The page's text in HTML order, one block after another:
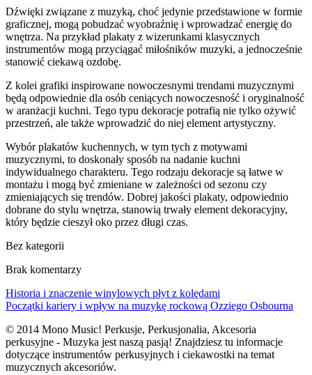
Dźwięki związane z muzyką, choć jedynie przedstawione w formie
graficznej, mogą pobudzać wyobraźnię i wprowadzać energię do
wnętrza. Na przykład plakaty z wizerunkami klasycznych
instrumentów mogą przyciągać miłośników muzyki, a jednocześnie
stanowić ciekawą ozdobę.
Z kolei grafiki inspirowane nowoczesnymi trendami muzycznymi
będą odpowiednie dla osób ceniących nowoczesność i oryginalność
w aranżacji kuchni. Tego typu dekoracje potrafią nie tylko ożywić
przestrzeń, ale także wprowadzić do niej element artystyczny.
Wybór plakatów kuchennych, w tym tych z motywami
muzycznymi, to doskonały sposób na nadanie kuchni
indywidualnego charakteru. Tego rodzaju dekoracje są łatwe w
montażu i mogą być zmieniane w zależności od sezonu czy
zmieniających się trendów. Dobrej jakości plakaty, odpowiednio
dobrane do stylu wnętrza, stanowią trwały element dekoracyjny,
który będzie cieszył oko przez długi czas.
Bez kategorii
Brak komentarzy
Historia i znaczenie winylowych płyt z kolędami
Początki kariery i wpływ na muzykę rockową Ozziego Osbourna
© 2014 Mono Music! Perkusje, Perkusjonalia, Akcesoria
perkusyjne - Muzyka jest naszą pasją! Znajdziesz tu informacje
dotyczące instrumentów perkusyjnych i ciekawostki na temat
muzycznych akcesoriów.